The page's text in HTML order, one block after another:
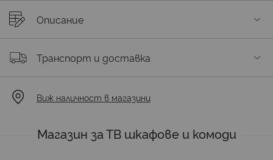
Описание
Транспорт и доставка
Виж наличност в магазини
Магазин за ТВ шкафове и комоди